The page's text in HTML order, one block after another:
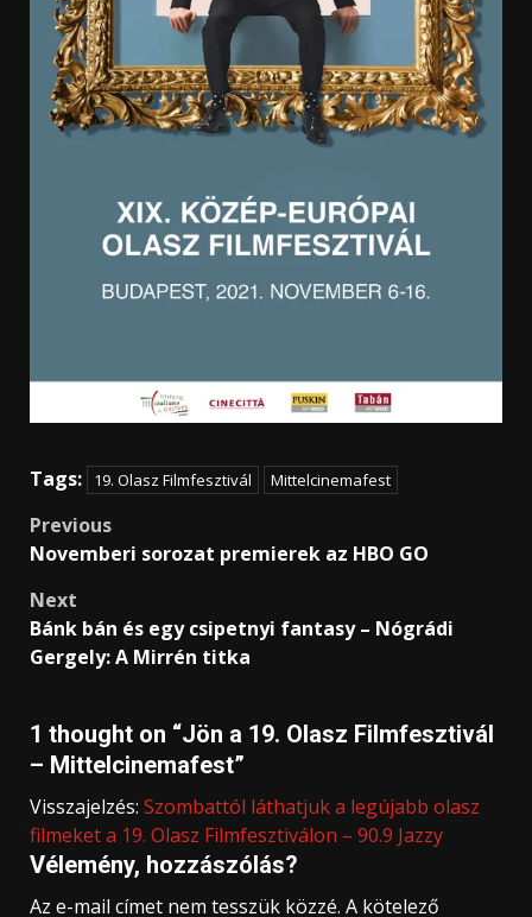
Tags: 19. Olasz Filmfesztivál Mittelcinemafest
Post
Previous
Novemberi sorozat premierek az HBO GO
Next
Bánk bán és egy csipetnyi fantasy – Nógrádi
Gergely: A Mirrén titka
1 thought on “Jön a 19. Olasz Filmfesztivál
– Mittelcinemafest”
Visszajelzés: Szombattól láthatjuk a legújabb olasz
filmeket a 19. Olasz Filmfesztiválon – 90.9 Jazzy
Vélemény, hozzászólás?
Az e-mail címet nem tesszük közzé. A kötelező